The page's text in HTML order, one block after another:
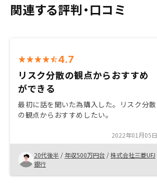
関連する評判・口コミ
4.7
リスク分散の観点からおすすめ
ができる
最初に話を聞いた為購入した。リスク分散
の観点からおすすめしたい。
2022年01月05日
20代後半 / 年収500万円台 /株式会社三菱UFJ
銀行